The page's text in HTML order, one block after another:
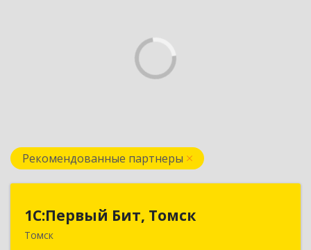
Рекомендованные партнеры
1С:Первый Бит, Томск
Томск634041, Томская обл, Томск г, Кирова пр-кт,